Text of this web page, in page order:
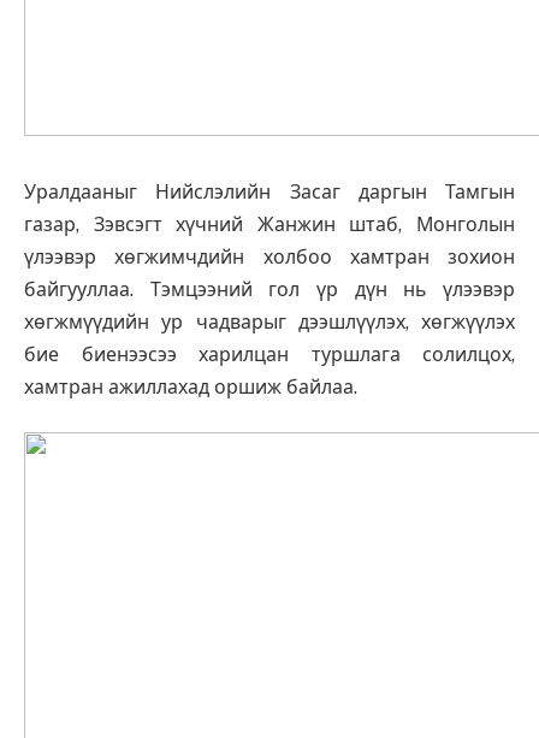
Уралдааныг Нийслэлийн Засаг даргын Тамгын
газар, Зэвсэгт хүчний Жанжин штаб, Монголын
үлээвэр хөгжимчдийн холбоо хамтран зохион
байгууллаа. Тэмцээний гол үр дүн нь үлээвэр
хөгжмүүдийн ур чадварыг дээшлүүлэх, хөг­жүү­лэх
бие биенээсээ харилцан туршлага со­лилцох,
хамтран ажиллахад оршиж байлаа.